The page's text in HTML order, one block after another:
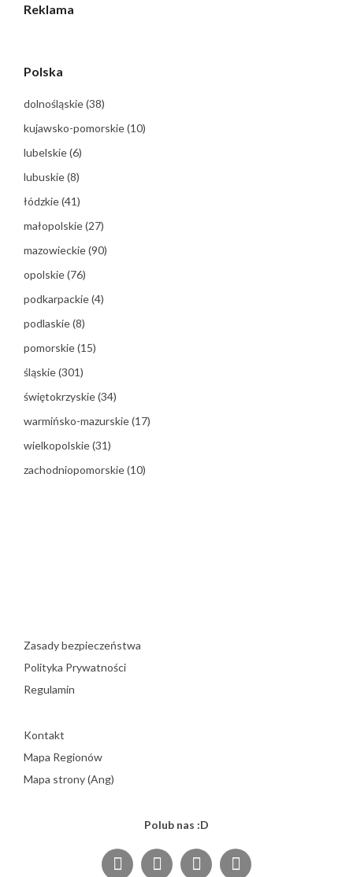
Reklama
Polska
dolnośląskie(38)
kujawsko-pomorskie(10)
lubelskie(6)
lubuskie(8)
łódzkie(41)
małopolskie(27)
mazowieckie(90)
opolskie(76)
podkarpackie(4)
podlaskie(8)
pomorskie(15)
śląskie(301)
świętokrzyskie(34)
warmińsko-mazurskie(17)
wielkopolskie(31)
zachodniopomorskie(10)
Zasady bezpieczeństwa
Polityka Prywatności
Regulamin
Kontakt
Mapa Regionów
Mapa strony (Ang)
Polub nas :D